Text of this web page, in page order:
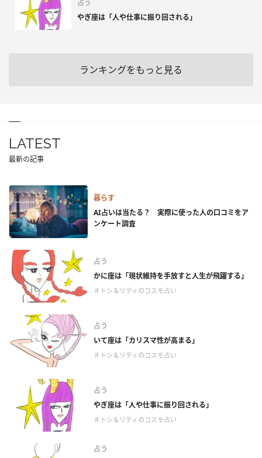
占う
やぎ座は「人や仕事に振り回される」
ランキングをもっと見る
LATEST
最新の記事
暮らす
AI占いは当たる？ 実際に使った人の口コミをア
ンケート調査
占う
かに座は「現状維持を手放すと人生が飛躍する」
＃トシ＆リティのコスモ占い
占う
いて座は「カリスマ性が高まる」
＃トシ＆リティのコスモ占い
占う
やぎ座は「人や仕事に振り回される」
＃トシ＆リティのコスモ占い
占う